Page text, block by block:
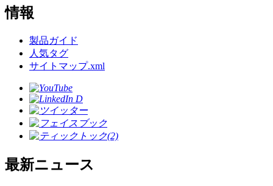
情報
製品ガイド
人気タグ
サイトマップ.xml
最新ニュース